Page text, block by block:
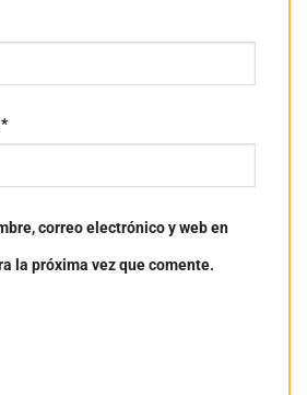
*
correo electrónico y web en
la próxima vez que comente.